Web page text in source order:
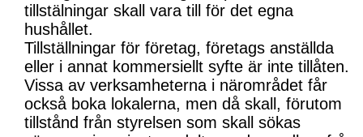
tillstälningar skall vara till för det egna
hushållet.
Tillställningar för företag, företags anställda
eller i annat kommersiellt syfte är inte tillåten.
Vissa av verksamheterna i närområdet får
också boka lokalerna, men då skall, förutom
tillstånd från styrelsen som skall sökas